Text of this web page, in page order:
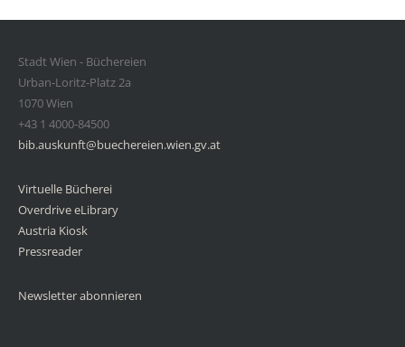
Stadt Wien - Büchereien
Urban-Loritz-Platz 2a
1070 Wien
+43 1 4000-84500
bib.auskunft@buechereien.wien.gv.at
Virtuelle Bücherei
Overdrive eLibrary
Austria Kiosk
Pressreader
Newsletter abonnieren